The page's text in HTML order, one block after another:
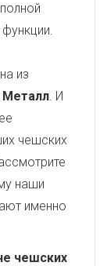
из
Металл. И
чешских
наши
именно
чешских